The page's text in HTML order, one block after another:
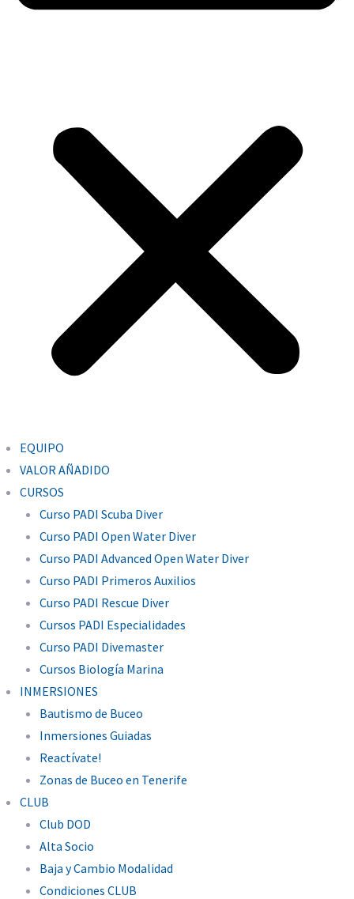
EQUIPO
VALOR AÑADIDO
CURSOS
Curso PADI Scuba Diver
Curso PADI Open Water Diver
Curso PADI Advanced Open Water Diver
Curso PADI Primeros Auxilios
Curso PADI Rescue Diver
Cursos PADI Especialidades
Curso PADI Divemaster
Cursos Biología Marina
INMERSIONES
Bautismo de Buceo
Inmersiones Guiadas
Reactívate!
Zonas de Buceo en Tenerife
CLUB
Club DOD
Alta Socio
Baja y Cambio Modalidad
Condiciones CLUB